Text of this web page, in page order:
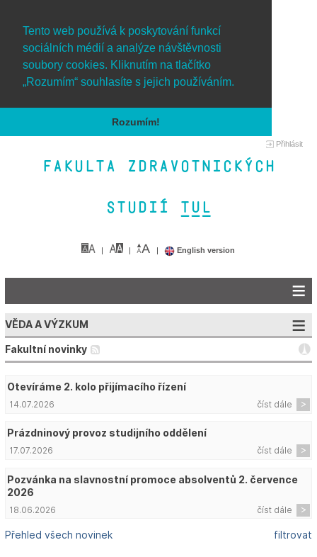
Tento web používá k poskytování funkcí
sociálních médií a analýze návštěvnosti
soubory cookies. Kliknutím na tlačítko
„Rozumím“ souhlasíte s jejich používáním.
Rozumím!
Přihlásit
Fakulta zdravotnických
studií TUL&
English version
VĚDA A VÝZKUM
Fakultní novinky
Otevíráme 2. kolo přijímacího řízení
číst dále
14.07.2026
Prázdninový provoz studijního oddělení
číst dále
17.07.2026
Pozvánka na slavnostní promoce absolventů 2. července
2026
číst dále
18.06.2026
Přehled všech novinek filtrovat